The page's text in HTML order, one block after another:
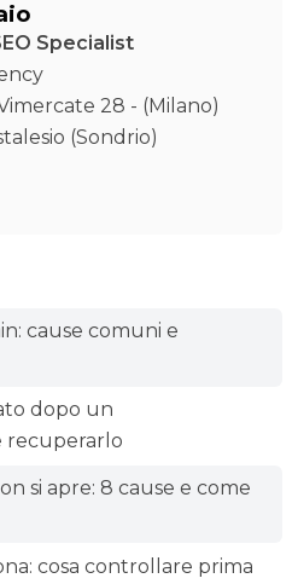
Specialist
28 - (Milano)
(Sondrio)
cause comuni e
dopo un
recuperarlo
si apre: 8 cause e come
cosa controllare prima